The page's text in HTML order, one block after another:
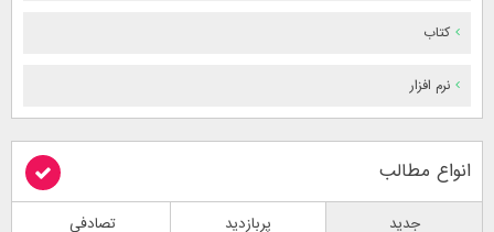
کتاب
نرم افزار
انواع مطالب
جدید پربازدید تصادفی